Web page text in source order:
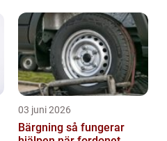
03 juni 2026
Bärgning så fungerar